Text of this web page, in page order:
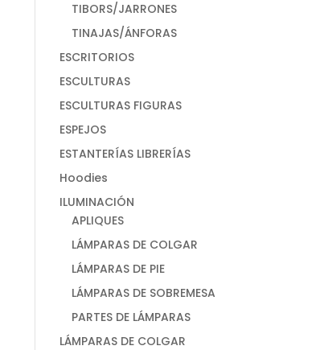
TIBORS/JARRONES
TINAJAS/ÁNFORAS
ESCRITORIOS
ESCULTURAS
ESCULTURAS FIGURAS
ESPEJOS
ESTANTERÍAS LIBRERÍAS
Hoodies
ILUMINACIÓN
APLIQUES
LÁMPARAS DE COLGAR
LÁMPARAS DE PIE
LÁMPARAS DE SOBREMESA
PARTES DE LÁMPARAS
LÁMPARAS DE COLGAR